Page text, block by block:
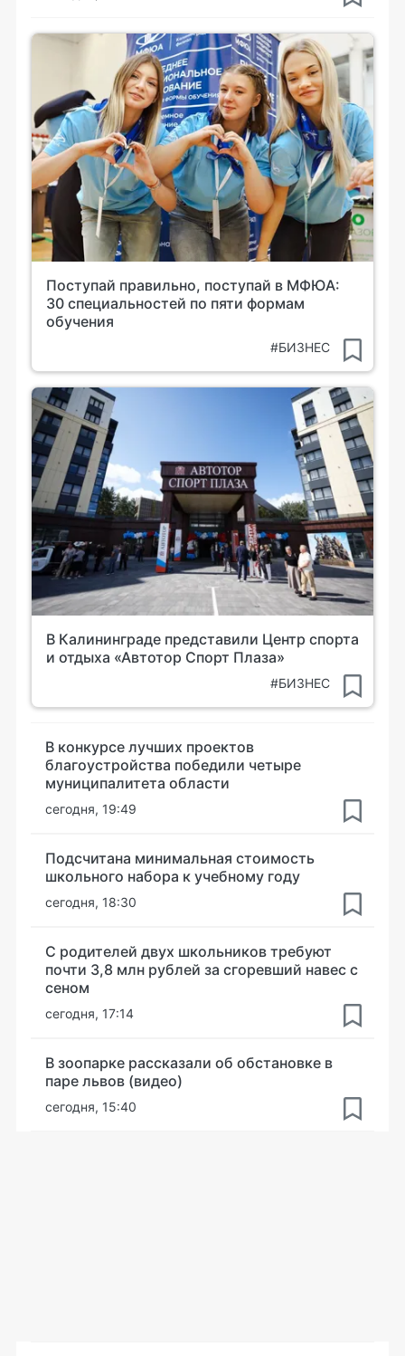
Поступай правильно, поступай в МФЮА:
30 специальностей по пяти формам
обучения
#БИЗНЕС
В Калининграде представили Центр спорта
и отдыха «Автотор Спорт Плаза»
#БИЗНЕС
В конкурсе лучших проектов
благоустройства победили четыре
муниципалитета области
сегодня, 19:49
Подсчитана минимальная стоимость
школьного набора к учебному году
сегодня, 18:30
С родителей двух школьников требуют
почти 3,8 млн рублей за сгоревший навес с
сеном
сегодня, 17:14
В зоопарке рассказали об обстановке в
паре львов (видео)
сегодня, 15:40